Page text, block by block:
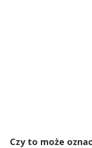
Czy to może